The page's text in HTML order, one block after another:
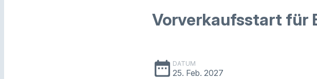
Vorverkaufsstart für
date_range DATUM
25. Feb. 2027